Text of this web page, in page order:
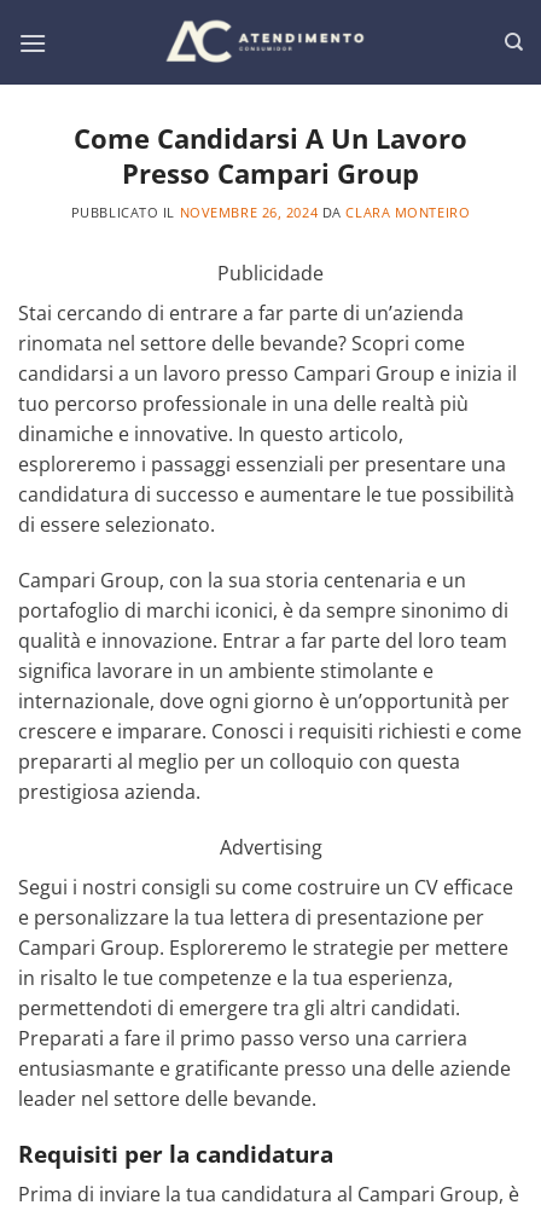
Come Candidarsi A Un Lavoro
Presso Campari Group
PUBBLICATO IL NOVEMBRE 26, 2024 DACLARA MONTEIRO
Publicidade
Stai cercando di entrare a far parte di un’azienda
rinomata nel settore delle bevande? Scopri come
candidarsi a un lavoro presso Campari Group e inizia il
tuo percorso professionale in una delle realtà più
dinamiche e innovative. In questo articolo,
esploreremo i passaggi essenziali per presentare una
candidatura di successo e aumentare le tue possibilità
di essere selezionato.
Campari Group, con la sua storia centenaria e un
portafoglio di marchi iconici, è da sempre sinonimo di
qualità e innovazione. Entrar a far parte del loro team
significa lavorare in un ambiente stimolante e
internazionale, dove ogni giorno è un’opportunità per
crescere e imparare. Conosci i requisiti richiesti e come
prepararti al meglio per un colloquio con questa
prestigiosa azienda.
Advertising
Segui i nostri consigli su come costruire un CV efficace
e personalizzare la tua lettera di presentazione per
Campari Group. Esploreremo le strategie per mettere
in risalto le tue competenze e la tua esperienza,
permettendoti di emergere tra gli altri candidati.
Preparati a fare il primo passo verso una carriera
entusiasmante e gratificante presso una delle aziende
leader nel settore delle bevande.
Requisiti per la candidatura
Prima di inviare la tua candidatura al Campari Group, è